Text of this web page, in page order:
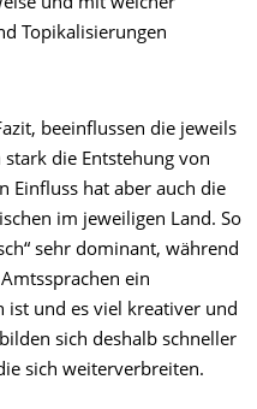
und mit welcher
Topikalisierungen
beeinflussen die jeweils
die Entstehung von
Einfluss hat aber auch die
im jeweiligen Land. So
sehr dominant, während
ein
ist und es viel kreativer und
sich deshalb schneller
sich weiterverbreiten.